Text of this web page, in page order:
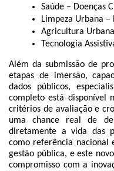
ATAS DA CIPA
ATAS E
ATAS DO
TERMOS
TRANSPARÊNCIA
CONTATO
Saúde – Doenças
Limpeza Urbana –
Agricultura
Tecnologia
Além da submissão de
etapas de imersão,
dados públicos,
completo está disponível
critérios de avaliação e
uma chance real de
diretamente a vida das
como referência nacional
gestão pública, e este
compromisso com a